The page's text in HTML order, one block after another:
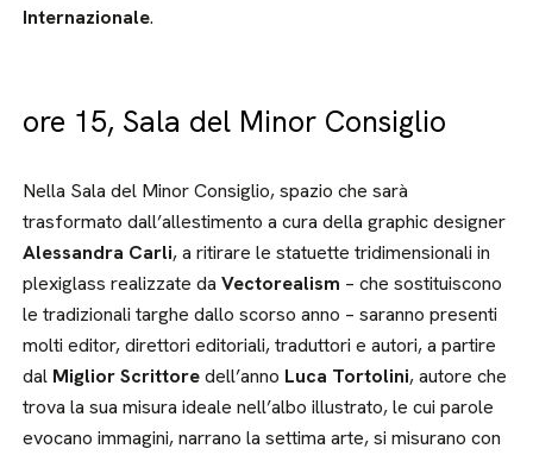
Internazionale.
ore 15, Sala del Minor Consiglio
Nella Sala del Minor Consiglio, spazio che sarà
trasformato dall’allestimento a cura della graphic designer
Alessandra Carli, a ritirare le statuette tridimensionali in
plexiglass realizzate daVectorealism – che sostituiscono
le tradizionali targhe dallo scorso anno – saranno presenti
molti editor, direttori editoriali, traduttori e autori, a partire
dal Miglior Scrittoredell’anno Luca Tortolini, autore che
trova la sua misura ideale nell’albo illustrato, le cui parole
evocano immagini, narrano la settima arte, si misurano con